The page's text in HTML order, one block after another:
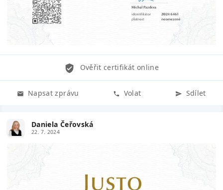
Ověřit certifikát online
Napsat zprávu Volat Sdílet
Daniela Čeřovská
22. 7. 2024